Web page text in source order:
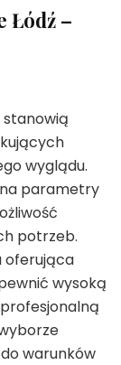
Łódź –
stanowią
wyglądu.
parametry
potrzeb.
oferująca
wysoką
warunków